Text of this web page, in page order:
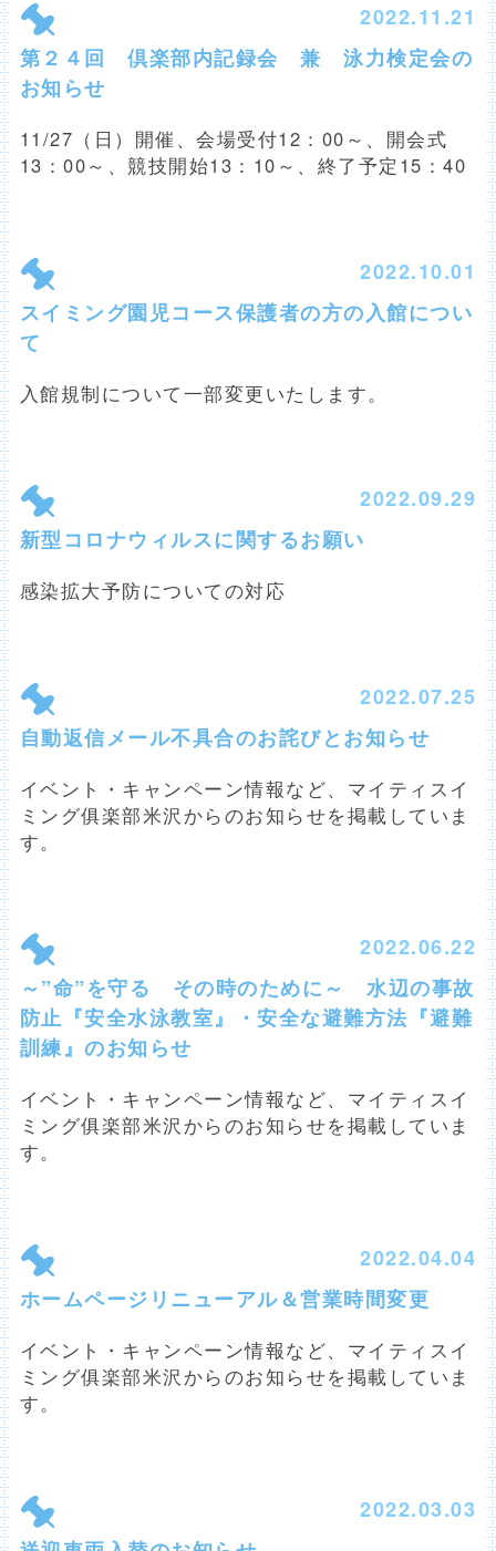
2022.11.21
第２４回 倶楽部内記録会 兼 泳力検定会の
お知らせ
11/27（日）開催、会場受付12：00～、開会式
13：00～、競技開始13：10～、終了予定15：40
2022.10.01
スイミング園児コース保護者の方の入館につい
て
入館規制について一部変更いたします。
2022.09.29
新型コロナウィルスに関するお願い
感染拡大予防についての対応
2022.07.25
自動返信メール不具合のお詫びとお知らせ
イベント・キャンペーン情報など、マイティスイ
ミング俱楽部米沢からのお知らせを掲載していま
す。
2022.06.22
～”命”を守る その時のために～ 水辺の事故
防止『安全水泳教室』・安全な避難方法『避難
訓練』のお知らせ
イベント・キャンペーン情報など、マイティスイ
ミング俱楽部米沢からのお知らせを掲載していま
す。
2022.04.04
ホームページリニューアル＆営業時間変更
イベント・キャンペーン情報など、マイティスイ
ミング俱楽部米沢からのお知らせを掲載していま
す。
2022.03.03